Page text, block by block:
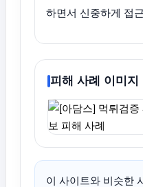
하면서 신중하게 접
피해 사례 이미지
이 사이트와 비슷한